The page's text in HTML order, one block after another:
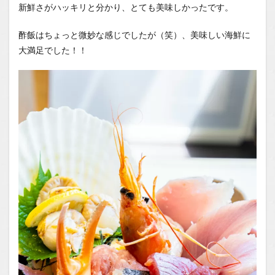
新鮮さがハッキリと分かり、とても美味しかったです。
酢飯はちょっと微妙な感じでしたが（笑）、美味しい海鮮に
大満足でした！！